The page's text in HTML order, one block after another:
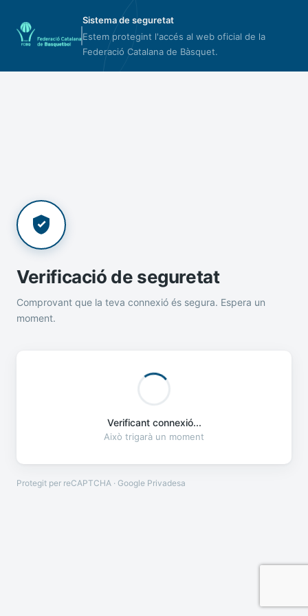
Sistema de seguretat
Estem protegint l'accés al web oficial de la
Federació Catalana de Bàsquet.
Verificació de seguretat
Comprovant que la teva connexió és segura. Espera un
moment.
Verificant connexió...
Això trigarà un moment
Protegit per reCAPTCHA · Google Privadesa